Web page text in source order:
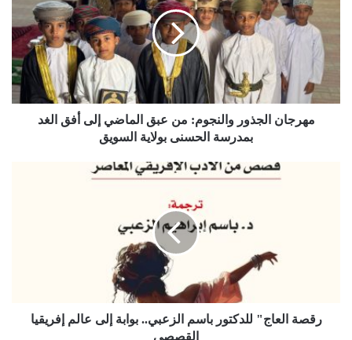
مهرجان الجذور والنجوم: من عبق الماضي إلى أفق الغد
بمدرسة الحسنى بولاية السويق
رقصة العاج" للدكتور باسم الزعبي.. بوابة إلى عالم إفريقيا
القصصي